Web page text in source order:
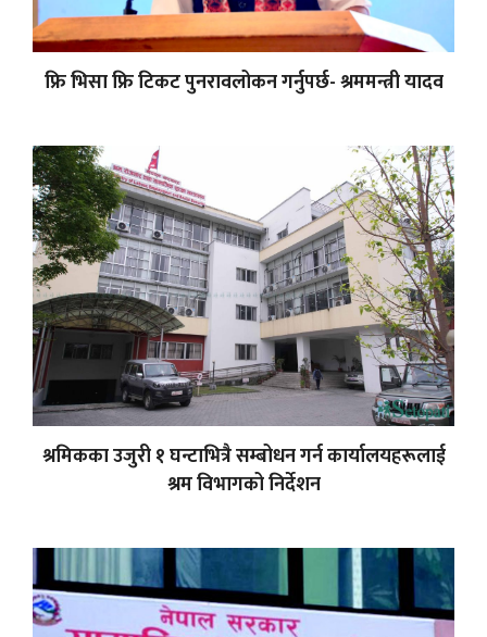
फ्रि भिसा फ्रि टिकट पुनरावलोकन गर्नुपर्छ- श्रममन्त्री यादव
श्रमिकका उजुरी १ घन्टाभित्रै सम्बोधन गर्न कार्यालयहरूलाई
श्रम विभागको निर्देशन